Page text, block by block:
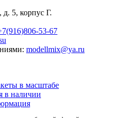
5, корпус Г.
53-67
modellmix@ya.ru
в масштабе
в наличии